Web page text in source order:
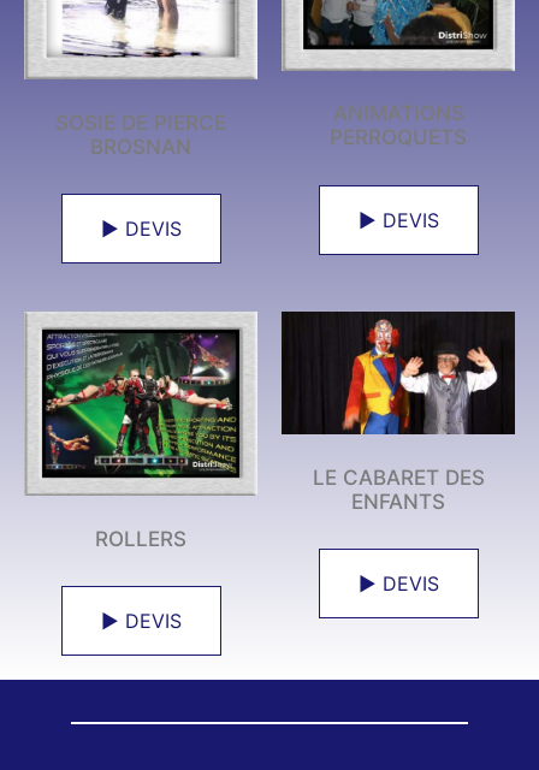
SOSIE DE PIERCE
BROSNAN
► DEVIS
ANIMATIONS
PERROQUETS
► DEVIS
ROLLERS
► DEVIS
LE CABARET DES
ENFANTS
► DEVIS